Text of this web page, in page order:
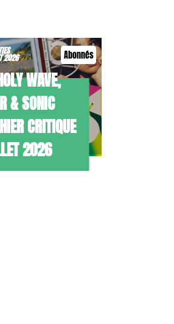
Abonnés
2026
WAVE,
& SONIC
CRITIQUE
2026